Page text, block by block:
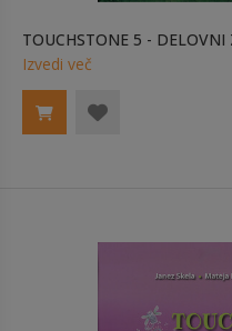
TOUCHSTONE 5 - DELOVNI
Izvedi več